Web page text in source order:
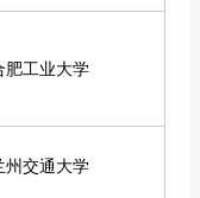
肥工业大学
州交通大学